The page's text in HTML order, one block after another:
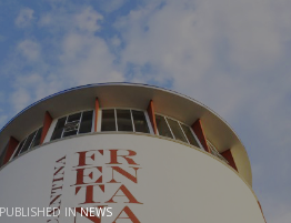
PUBLISHED INNEWS